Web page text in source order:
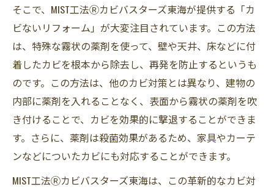
そこで、MIST工法Ⓡカビバスターズ東海が提供する「カ
ビないリフォーム」が大変注目されています。この方法
は、特殊な霧状の薬剤を使って、壁や天井、床などに付
着したカビを根本から除去し、再発を防止するというも
のです。この方法は、他のカビ対策とは異なり、建物の
内部に薬剤を入れることなく、表面から霧状の薬剤を吹
き付けることで、カビを効果的に撃退することができま
す。さらに、薬剤は殺菌効果があるため、家具やカーテ
ンなどについたカビにも対応することができます。
MIST工法Ⓡカビバスターズ東海は、この革新的なカビ対